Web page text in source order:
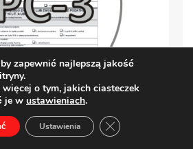
PCC. Czy głos branży
być słyszany?
zapewnić najlepszą jakość
o tym, jakich ciasteczek
je w ustawieniach.
Ustawienia Zamknij panel